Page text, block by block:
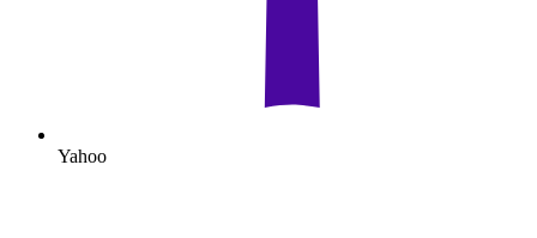
Yahoo